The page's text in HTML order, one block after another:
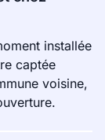
installée
captée
voisine,